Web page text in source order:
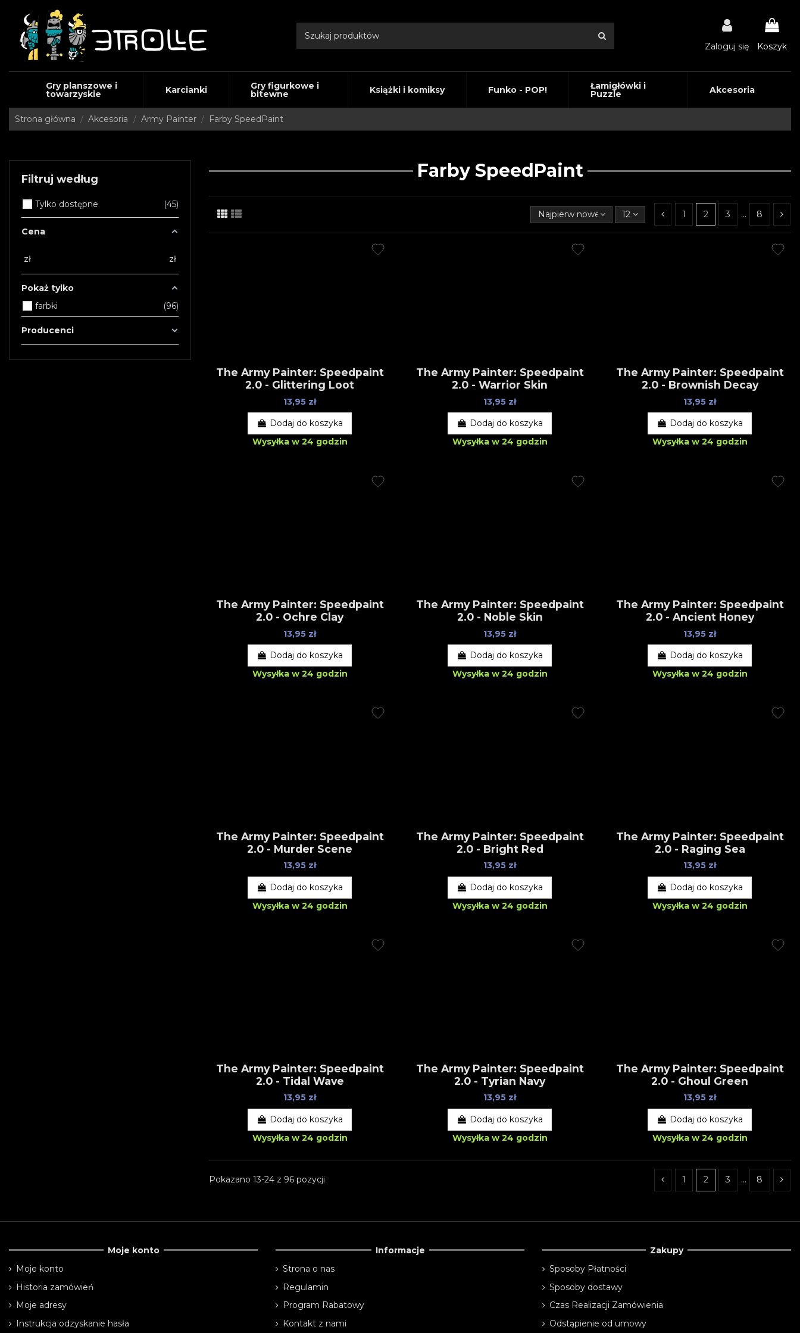
Zaloguj się Koszyk
Gry planszowe i
towarzyskie Karcianki Gry figurkowe i
bitewne Książki i komiksy Funko - POP! Łamigłówki i
Puzzle Akcesoria
Strona główna Akcesoria Army Painter Farby SpeedPaint
Farby SpeedPaint
Najpierw nowe produkty
12 1 2 3 … 8
The Army Painter: Speedpaint
2.0 - Glittering Loot
13,95 zł
Dodaj do koszyka
Wysyłka w 24 godzin
The Army Painter: Speedpaint
2.0 - Warrior Skin
13,95 zł
Dodaj do koszyka
Wysyłka w 24 godzin
The Army Painter: Speedpaint
2.0 - Brownish Decay
13,95 zł
Dodaj do koszyka
Wysyłka w 24 godzin
The Army Painter: Speedpaint
2.0 - Ochre Clay
13,95 zł
Dodaj do koszyka
Wysyłka w 24 godzin
The Army Painter: Speedpaint
2.0 - Noble Skin
13,95 zł
Dodaj do koszyka
Wysyłka w 24 godzin
The Army Painter: Speedpaint
2.0 - Ancient Honey
13,95 zł
Dodaj do koszyka
Wysyłka w 24 godzin
The Army Painter: Speedpaint
2.0 - Murder Scene
13,95 zł
Dodaj do koszyka
Wysyłka w 24 godzin
The Army Painter: Speedpaint
2.0 - Bright Red
13,95 zł
Dodaj do koszyka
Wysyłka w 24 godzin
The Army Painter: Speedpaint
2.0 - Raging Sea
13,95 zł
Dodaj do koszyka
Wysyłka w 24 godzin
The Army Painter: Speedpaint
2.0 - Tidal Wave
13,95 zł
Dodaj do koszyka
Wysyłka w 24 godzin
The Army Painter: Speedpaint
2.0 - Tyrian Navy
13,95 zł
Dodaj do koszyka
Wysyłka w 24 godzin
The Army Painter: Speedpaint
2.0 - Ghoul Green
13,95 zł
Dodaj do koszyka
Wysyłka w 24 godzin
Pokazano 13-24 z 96 pozycji 1 2 3 … 8
Filtruj według
Tylko dostępne 45
Cena
zł zł
Pokaż tylko
farbki
96
Producenci
Moje konto
Moje konto
Historia zamówień
Moje adresy
Instrukcja odzyskanie hasła
Informacje
Strona o nas
Regulamin
Program Rabatowy
Kontakt z nami
Zakupy
Sposoby Płatności
Sposoby dostawy
Czas Realizacji Zamówienia
Odstąpienie od umowy